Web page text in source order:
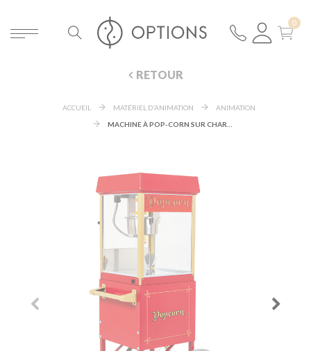
RETOUR
ACCUEIL MATÉRIEL D'ANIMATION
ANIMATION